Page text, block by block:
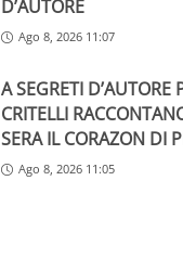
D’AUTORE
Ago 8, 2026 11:07
A SEGRETI D’AUTORE
CRITELLI
SERA IL CORAZON DI
Ago 8, 2026 11:05